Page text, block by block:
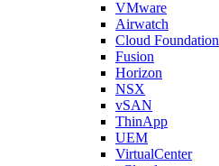
VMware
Airwatch
Cloud Foundation
Fusion
Horizon
NSX
vSAN
ThinApp
UEM
VirtualCenter